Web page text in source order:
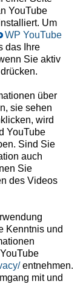
YouTube
Um
WP YouTube
das Ihre
Sie aktiv
über
sie sehen
wird
YouTube
Sind Sie
auch
Sie
des Videos
Kenntnis und
entnehmen.
mit und